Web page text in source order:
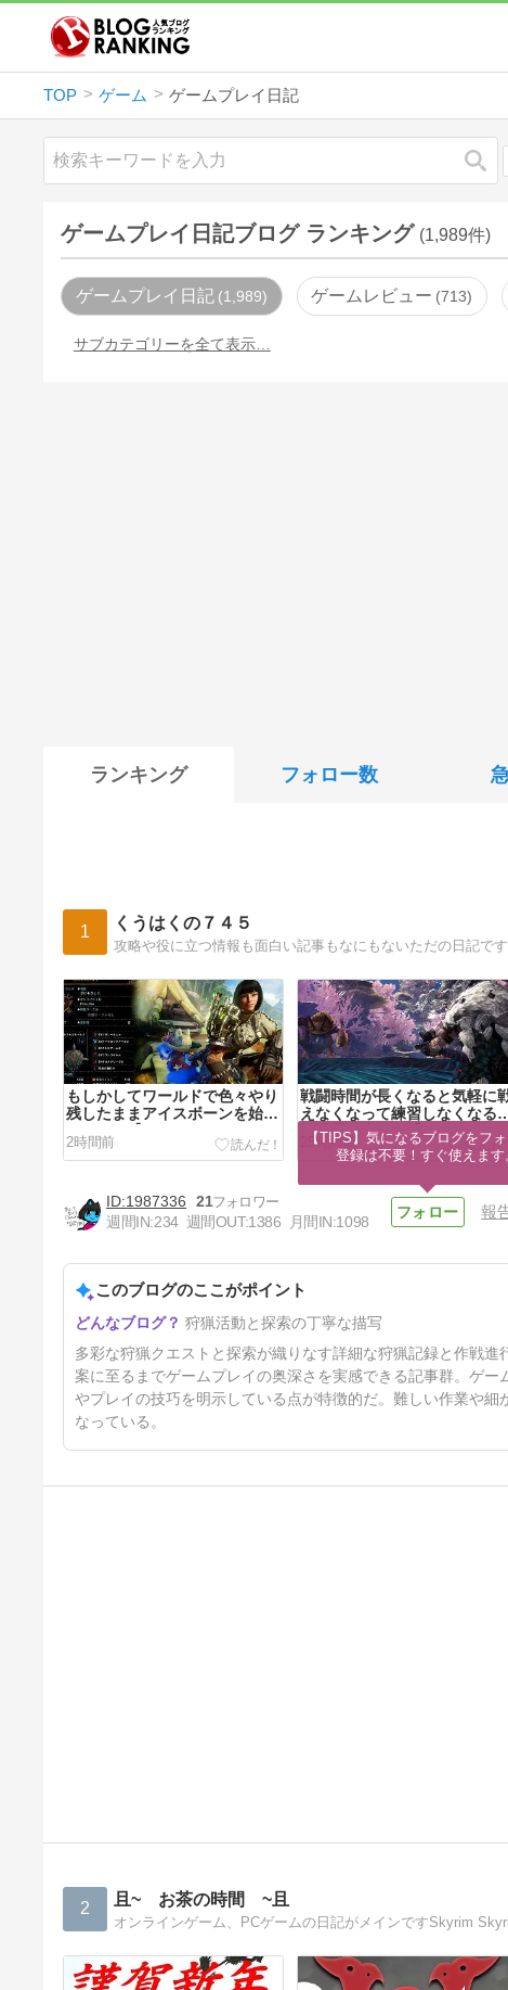
TOP ゲーム ゲームプレイ日記
検索
ゲームプレイ日記ブログ ランキング (1,989件)
ゲームプレイ日記 1,989 ゲームレビュー 713
サブカテゴリーを全て表示…
ランキング フォロー数
1 くうはくの７４５
攻略や役に立つ情報も面白い記事もなにもないただの日記です
もしかしてワールドで色々やり
残したままアイスボーンを始め
てたの？【モンスターハンター
ワールド：アイスボーン その
１８】
2時間前
戦闘時間が長くなると気軽に
えなくなって練習しなくなる
ら成長が止まる【モンスター
ンターワールド：アイスボーン
その１７】
25時間前
アイスボーンはへたっぴでも楽
しく遊べるところまでにしよう
ンターワールド：アイスボーン
その１４】
4日前
1987336
21
週間IN:234 週間OUT:1386 月間IN:1098
報
このブログのここがポイント
狩猟活動と探索の丁寧な描写
多彩な狩猟クエストと探索が織りなす詳細な狩猟記録と作戦
案に至るまでゲームプレイの奥深さを実感できる記事群。ゲ
やプレイの技巧を明示している点が特徴的だ。難しい作業や
なっている。
2 且~ お茶の時間 ~且
オンラインゲーム、PCゲームの日記がメインですSkyrim
【TIPS】気になるブログをフォ
登録は不要！すぐ使えます